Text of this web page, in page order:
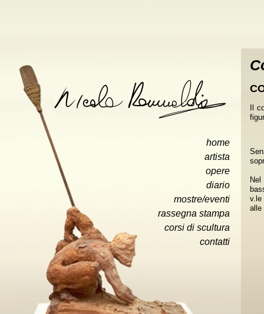
home
artista
opere
diario
mostre/eventi
rassegna stampa
corsi di scultura
»
contatti
Il
alle